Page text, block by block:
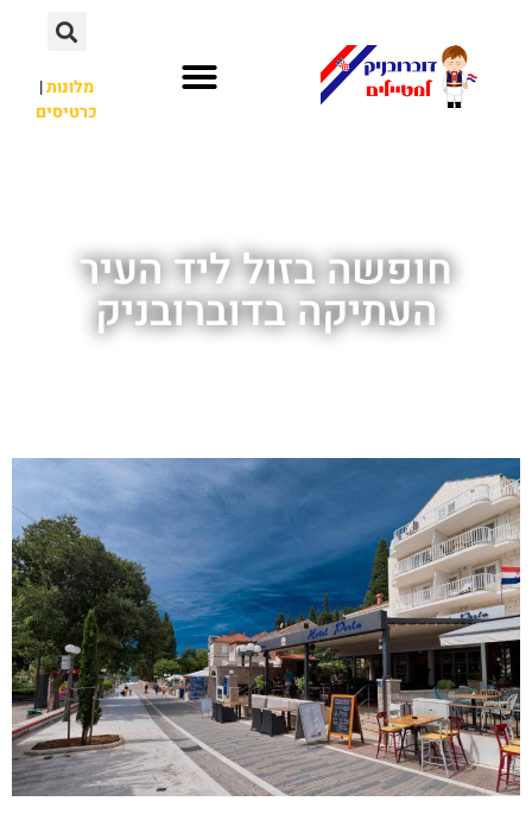
מלונות|
כרטיסים
חופשה בזול ליד העיר
העתיקה בדוברובניק